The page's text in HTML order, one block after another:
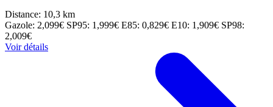
Distance: 10,3 km
Gazole: 2,099€ SP95: 1,999€ E85: 0,829€ E10: 1,909€ SP98:
2,009€
Voir détails